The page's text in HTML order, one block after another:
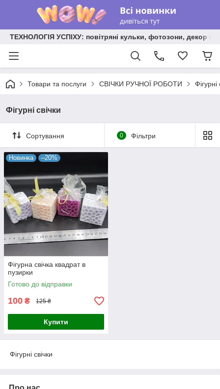
ТЕХНОЛОГІЯ УСПІХУ: повітряні кульки, фотозони, декор на
Товари та послуги СВІЧКИ РУЧНОЇ РОБОТИ Фігурні
Фігурні свічки
Сортування 0 Фільтри
Новинка –20%
Фігурна свічка квадрат в
пузирки
Готово до відправки
100 ₴ 125 ₴
Купити
Фігурні свічки